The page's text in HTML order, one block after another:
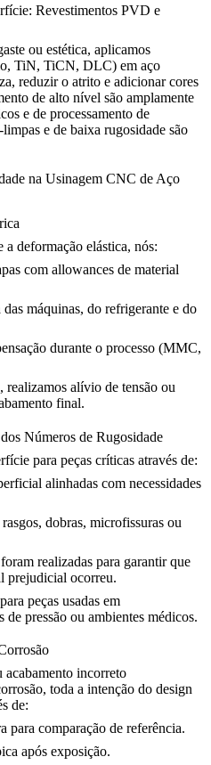
Revestimentos PVD e
ou estética, aplicamos
TiN, TiCN, DLC) em aço
reduzir o atrito e adicionar cores
de alto nível são amplamente
e de processamento de
e de baixa rugosidade são
na Usinagem CNC de Aço
deformação elástica, nós:
com allowances de material
máquinas, do refrigerante e do
durante o processo (MMC,
realizamos alívio de tensão ou
final.
Números de Rugosidade
para peças críticas através de:
alinhadas com necessidades
dobras, microfissuras ou
realizadas para garantir que
prejudicial ocorreu.
peças usadas em
de pressão ou ambientes médicos.
acabamento incorreto
toda a intenção do design
de:
para comparação de referência.
após exposição.